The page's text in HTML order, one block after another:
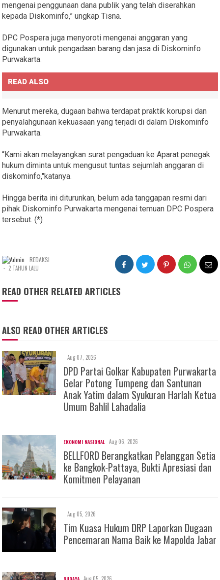
mengenai penggunaan dana publik yang telah diserahkan
kepada Diskominfo,” ungkap Tisna.
DPC Pospera juga menyoroti mengenai anggaran yang
digunakan untuk pengadaan barang dan jasa di Diskominfo
Purwakarta.
READ ALSO
Menurut mereka, dugaan bahwa terdapat praktik korupsi dan
penyalahgunaan kekuasaan yang terjadi di dalam Diskominfo
Purwakarta.
“Kami akan melayangkan surat pengaduan ke Aparat penegak
hukum diminta untuk mengusut tuntas sejumlah anggaran di
diskominfo,"katanya.
Hingga berita ini diturunkan, belum ada tanggapan resmi dari
pihak Diskominfo Purwakarta mengenai temuan DPC Pospera
tersebut. (*)
REDAKSI
- 2 TAHUN LALU
READ OTHER RELATED ARTICLES
ALSO READ OTHER ARTICLES
Aug 07, 2026
DPD Partai Golkar Kabupaten Purwakarta
Gelar Potong Tumpeng dan Santunan
Anak Yatim dalam Syukuran Harlah Ketua
Umum Bahlil Lahadalia
EKONOMI NASIONAL Aug 06, 2026
BELLFORD Berangkatkan Pelanggan Setia
ke Bangkok-Pattaya, Bukti Apresiasi dan
Komitmen Pelayanan
Aug 05, 2026
Tim Kuasa Hukum DRP Laporkan Dugaan
Pencemaran Nama Baik ke Mapolda Jabar